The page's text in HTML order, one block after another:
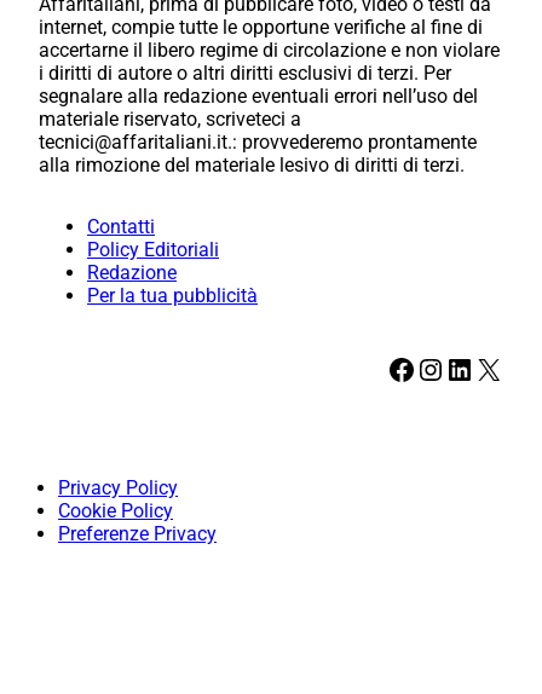
Affaritaliani, prima di pubblicare foto, video o testi da
internet, compie tutte le opportune verifiche al fine di
accertarne il libero regime di circolazione e non violare
i diritti di autore o altri diritti esclusivi di terzi. Per
segnalare alla redazione eventuali errori nell’uso del
materiale riservato, scriveteci a
tecnici@affaritaliani.it.: provvederemo prontamente
alla rimozione del materiale lesivo di diritti di terzi.
Contatti
Policy Editoriali
Redazione
Per la tua pubblicità
Facebook Instagram LinkedIn X
Privacy Policy
Cookie Policy
Preferenze Privacy